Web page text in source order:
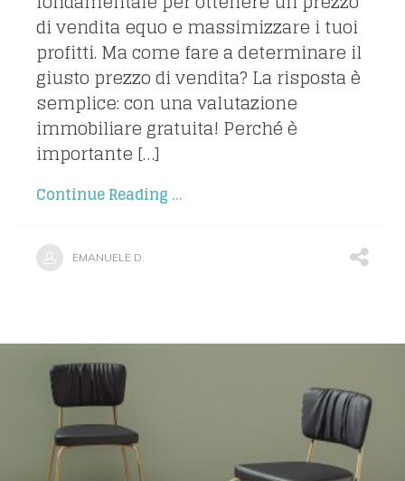
di vendita equo e massimizzare i tuoi
profitti. Ma come fare a determinare il
giusto prezzo di vendita? La risposta è
semplice: con una valutazione
immobiliare gratuita! Perché è
importante […]
Continue Reading ...
EMANUELE D.